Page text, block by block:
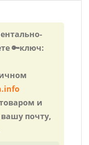
🔑ключ:
и
почту,